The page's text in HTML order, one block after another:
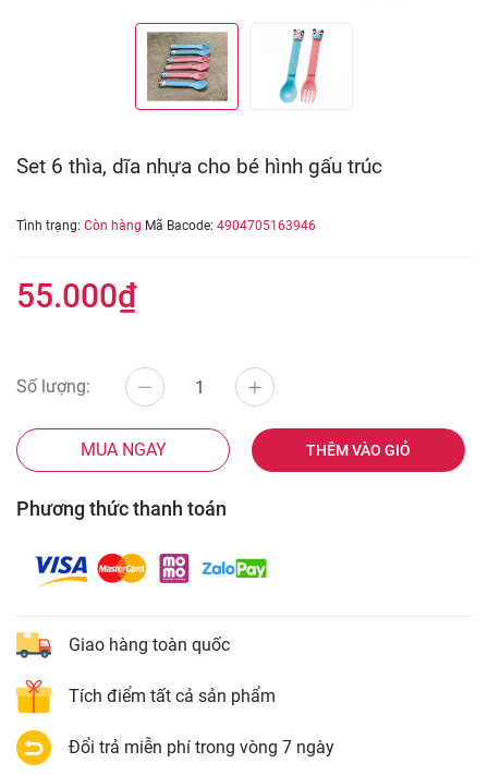
Set 6 thìa, dĩa nhựa cho bé hình gấu trúc
Tình trạng: Còn hàng Mã Bacode: 4904705163946
55.000₫
Số lượng:
MUA NGAY THÊM VÀO GIỎ
Phương thức thanh toán
Giao hàng toàn quốc
Tích điểm tất cả sản phẩm
Đổi trả miễn phí trong vòng 7 ngày